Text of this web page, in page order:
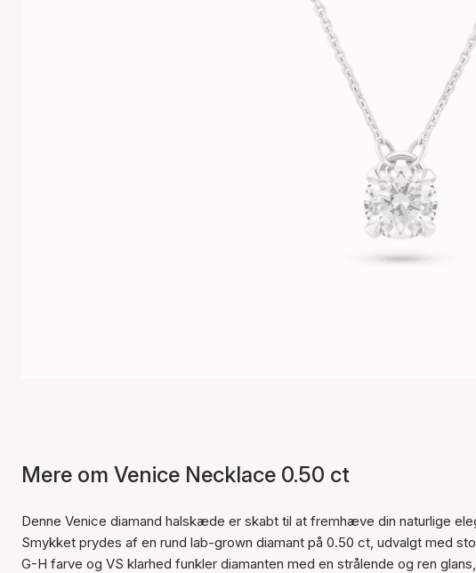
Mere om Venice Necklace 0.50 ct
Denne Venice diamand halskæde er skabt til at fremhæve din naturlige
Smykket prydes af en rund lab-grown diamant på 0.50 ct, udvalgt med
G-H farve og VS klarhed funkler diamanten med en strålende og ren